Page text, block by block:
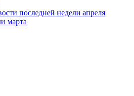
последней недели апреля
марта